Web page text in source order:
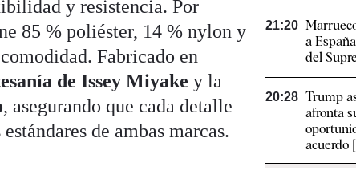
y resistencia. Por
85 % poliéster, 14 % nylon y
Fabricado en
de Issey Miyake y la
, asegurando que cada detalle
de ambas marcas.
21:20
a
del
20:28 Trump
afronta
acuerdo